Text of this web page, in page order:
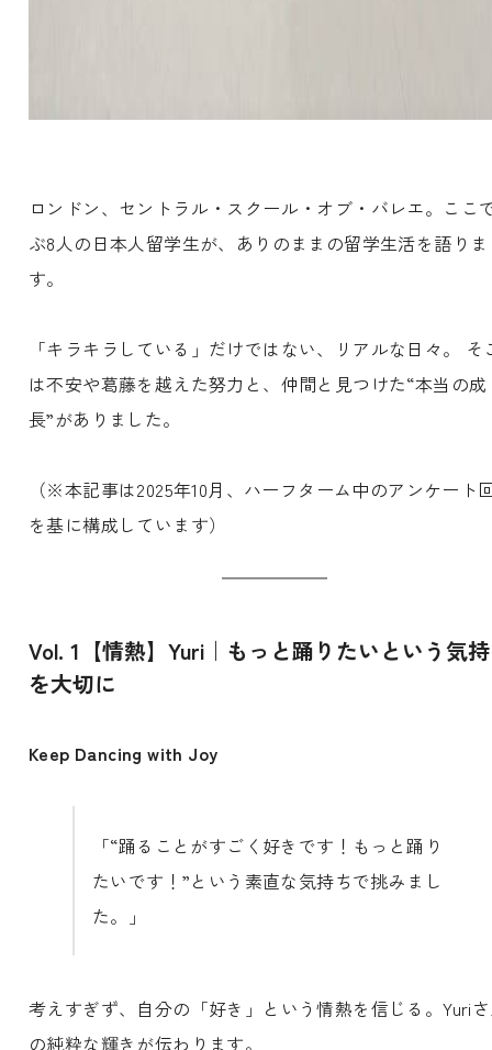
ロンドン、セントラル・スクール・オブ・バレエ。ここ
ぶ8人の日本人留学生が、ありのままの留学生活を語りま
す。
「キラキラしている」だけではない、リアルな日々。 そ
は不安や葛藤を越えた努力と、仲間と見つけた“本当の成
長”がありました。
（※本記事は2025年10月、ハーフターム中のアンケート
を基に構成しています）
Vol. 1【情熱】Yuri｜もっと踊りたいという気
を大切に
Keep Dancing with Joy
「“踊ることがすごく好きです！もっと踊り
たいです！”という素直な気持ちで挑みまし
た。」
考えすぎず、自分の「好き」という情熱を信じる。Yuri
の純粋な輝きが伝わります。